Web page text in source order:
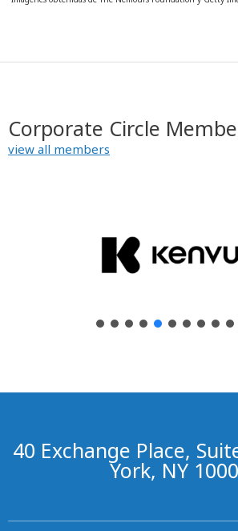
Corporate Circle
view all members
40 Exchange Place,
York, NY